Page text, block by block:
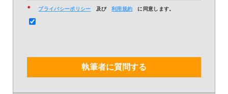
* プライバシーポリシー 及び 利用規約 に同意します。
執筆者に質問する